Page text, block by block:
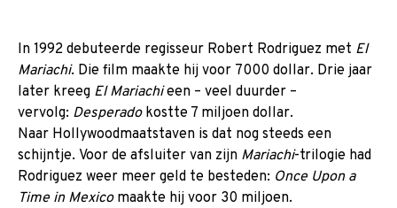
In 1992 debuteerde regisseur Robert Rodriguez met El
Mariachi. Die film maakte hij voor 7000 dollar. Drie jaar
later kreeg El Mariachieen – veel duurder –
vervolg: Desperado kostte 7 miljoen dollar.
Naar Hollywoodmaatstaven is dat nog steeds een
schijntje. Voor de afsluiter van zijn Mariachi-trilogie had
Rodriguez weer meer geld te besteden: Once Upon a
Time in Mexico maakte hij voor 30 miljoen.